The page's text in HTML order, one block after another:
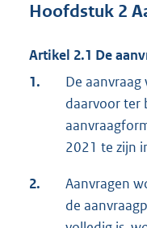
Hoofdstuk 2
Artikel 2.1 De
1.
De
daarvoor ter
2021 te zijn
2.
Aanvragen
de